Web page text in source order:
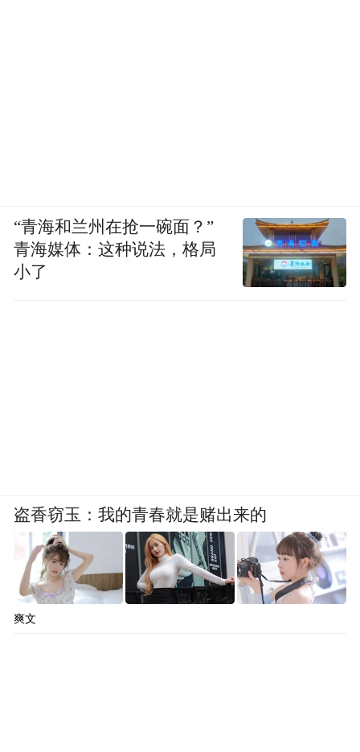
“青海和兰州在抢一碗面？”
青海媒体：这种说法，格局
小了
盗香窃玉：我的青春就是赌出来的
爽文